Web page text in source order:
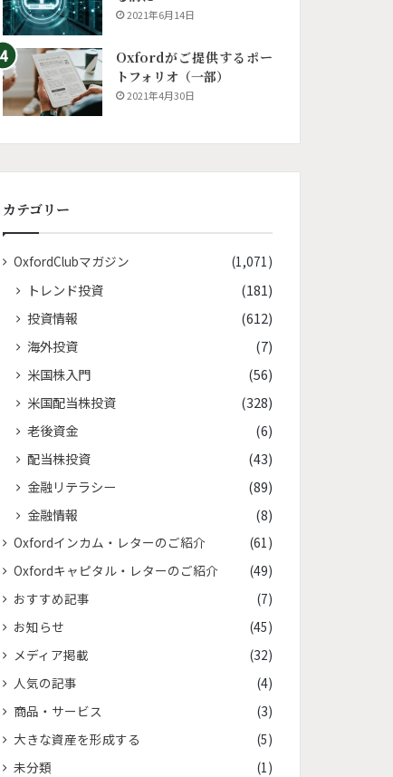
2021年6月14日
Oxfordがご提供するポー
トフォリオ（一部）
2021年4月30日
カテゴリー
OxfordClubマガジン (1,071)
トレンド投資
(181)
投資情報
(612)
海外投資
(7)
米国株入門
(56)
米国配当株投資
(328)
老後資金
(6)
配当株投資
(43)
金融リテラシー
(89)
金融情報
(8)
Oxfordインカム・レターのご紹介
(61)
Oxfordキャピタル・レターのご紹介
(49)
おすすめ記事
(7)
お知らせ
(45)
メディア掲載
(32)
人気の記事
(4)
商品・サービス
(3)
大きな資産を形成する
(5)
未分類
(1)